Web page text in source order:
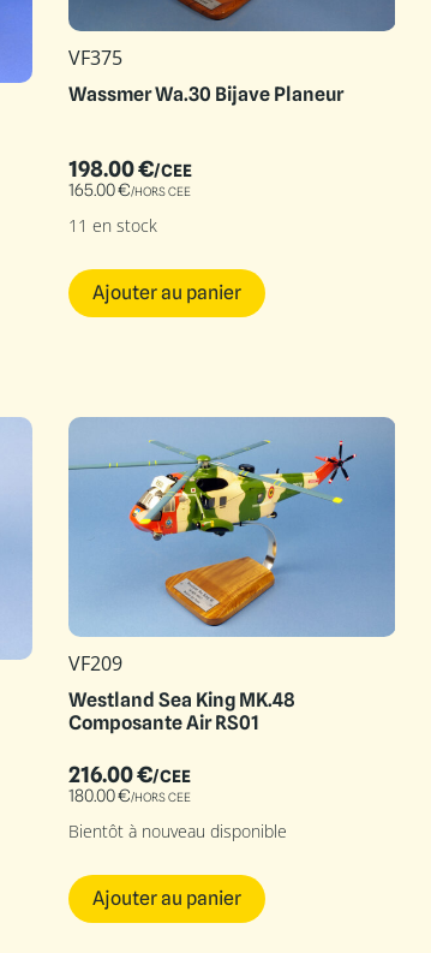
VF375
Wassmer Wa.30 Bijave Planeur
198.00€/CEE
165.00€/HORS CEE
11 en stock
Ajouter au panier
VF209
Westland Sea King MK.48
Composante Air RS01
216.00€/CEE
180.00€/HORS CEE
Bientôt à nouveau disponible
Ajouter au panier